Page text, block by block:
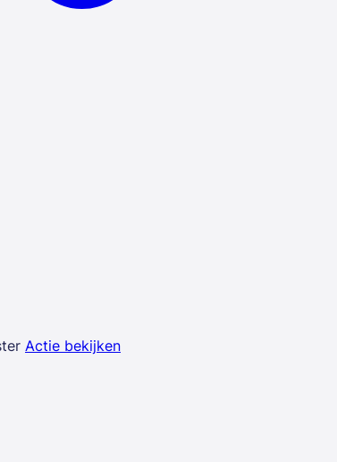
Actie bekijken